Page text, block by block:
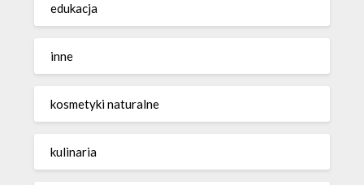
edukacja
inne
kosmetyki naturalne
kulinaria